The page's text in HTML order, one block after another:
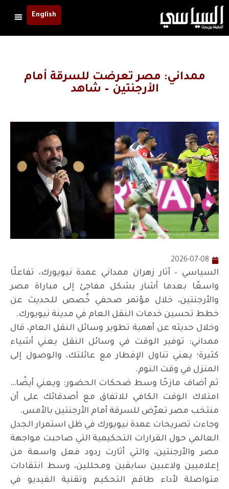
English
ممداني: مصر تعرضت للسرقة أمام
الأرجنتين – شاهد
2026-07-08
السياسي – أثار زهران ممداني عمدة نيويورك، تفاعلًا
واسعًا بعدما أشار بشكل مفاجئ إلى مباراة مصر
والأرجنتين، خلال مؤتمر صحفي خُصص للحديث عن
خطط تحسين خدمات النقل العام في مدينة نيويورك.
وخلال حديثه عن أهمية تطوير وسائل النقل العام، قال
ممداني: توفير الوقت في وسائل النقل يعني أشياء
كثيرة؛ يعني تناول الإفطار مع عائلتك، والوصول إلى
المنزل في وقت النوم.
ثم أضاف مازحًا وسط ضحكات الحضور: ويعني أيضًا…
امتلاك الوقت الكافي للاتفاق مع أصدقائك على أن
منتخب مصر تعرّض للسرقة أمام الأرجنتين بالأمس.
وجاءت تصريحات عمدة نيويورك في ظل استمرار الجدل
العالمي حول القرارات التحكيمية التي صاحبت مواجهة
مصر والأرجنتين، والتي أثارت ردود فعل واسعة من
إعلاميين ولاعبين سابقين ومحللين، وسط انتقادات
متواصلة لأداء طاقم التحكيم وتقنية الفيديو في